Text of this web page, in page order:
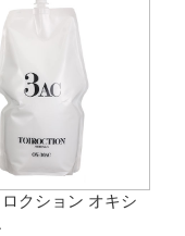
クション オキシ